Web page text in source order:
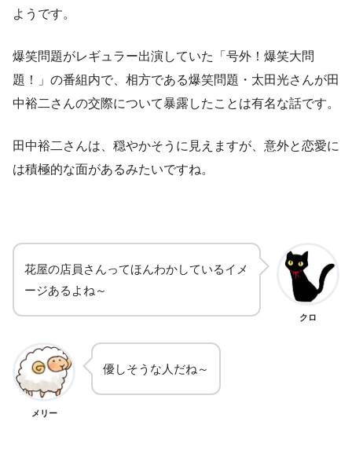
ようです。
爆笑問題がレギュラー出演していた「号外！爆笑大問
題！」の番組内で、相方である爆笑問題・太田光さんが田
中裕二さんの交際について暴露したことは有名な話です。
田中裕二さんは、穏やかそうに見えますが、意外と恋愛に
は積極的な面があるみたいですね。
花屋の店員さんってほんわかしているイメ
ージあるよね～
クロ
メリー
優しそうな人だね～